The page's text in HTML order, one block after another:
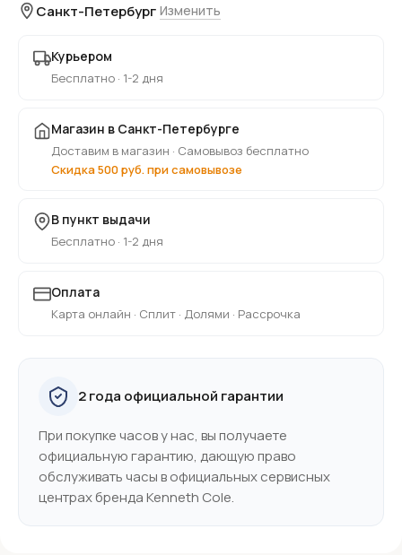
Санкт-Петербург Изменить
Курьером
Бесплатно · 1-2 дня
Магазин в Санкт-Петербурге
Доставим в магазин · Самовывоз бесплатно
Скидка 500 руб. при самовывозе
В пункт выдачи
Бесплатно · 1-2 дня
Оплата
Карта онлайн · Сплит · Долями · Рассрочка
2 года официальной гарантии
При покупке часов у нас, вы получаете
официальную гарантию, дающую право
обслуживать часы в официальных сервисных
центрах бренда Kenneth Cole.